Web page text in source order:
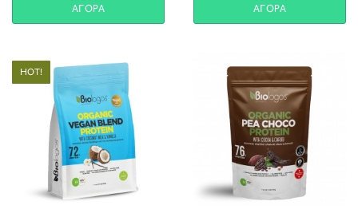
ΑΓΟΡΑ ΑΓΟΡΑ
HOT!